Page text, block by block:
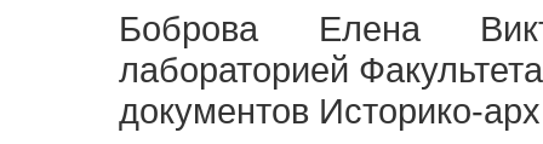
Боброва Елена
лабораторией
документов Историко-